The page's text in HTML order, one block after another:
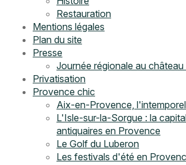
Restauration
Mentions légales
Plan du site
Presse
Journée régionale au château
Privatisation
Provence chic
Aix-en-Provence,
L'Isle-sur-la-Sorgue : la
antiquaires en Provence
Le Golf du Luberon
Les festivals d'été en